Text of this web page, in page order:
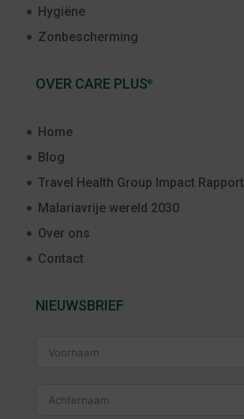
Hygiëne
Zonbescherming
OVER CARE PLUS®
Home
Blog
Travel Health Group Impact Rapport
Malariavrije wereld 2030
Over ons
Contact
NIEUWSBRIEF